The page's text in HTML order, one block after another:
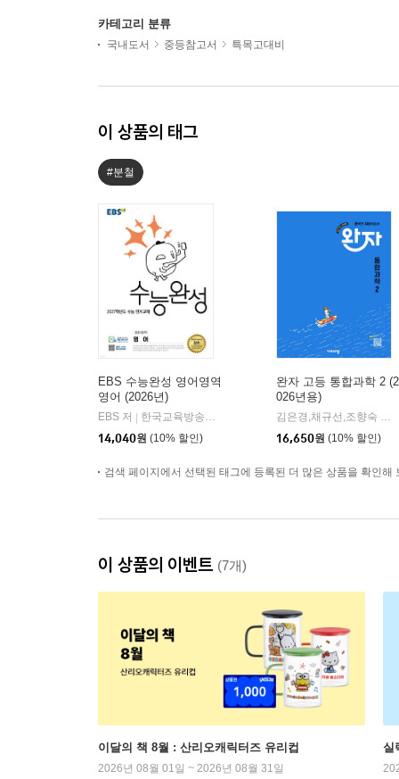
카테고리 분류
국내도서 중등참고서 특목고대비
이 상품의 태그
#분철
EBS 수능완성 영어영역
영어 (2026년)
EBS 저
한국교육방송공사
14,040원 (10% 할인)
완자 고등 통합과학 2 (2
026년용)
김은경,채규선,조향숙 등저
16,650원 (10% 할인)
검색 페이지에서 선택된 태그에 등록된 더 많은 상품을 확인해
이 상품의 이벤트 (7개)
이달의 책 8월 : 산리오캐릭터즈 유리컵
2026년 08월 01일 ~ 2026년 08월 31일
실